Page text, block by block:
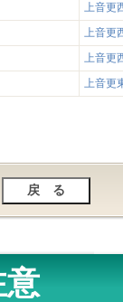
上音更
上音更
上音更
上音更